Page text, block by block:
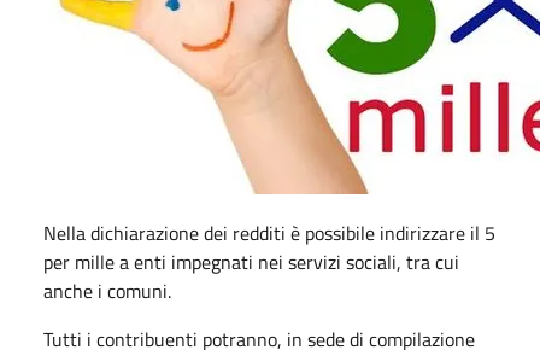
Nella dichiarazione dei redditi è possibile indirizzare il 5
per mille a enti impegnati nei servizi sociali, tra cui
anche i comuni.
Tutti i contribuenti potranno, in sede di compilazione